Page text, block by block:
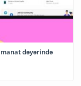
dəyərində